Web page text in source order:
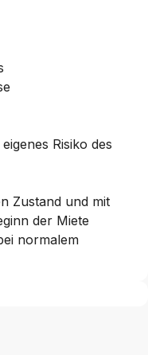
Risiko des
Zustand und mit
der Miete
normalem